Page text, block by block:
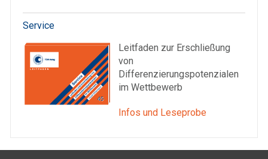
Service
Leitfaden zur Erschließung
von
Differenzierungspotenzialen
im Wettbewerb
Infos und Leseprobe